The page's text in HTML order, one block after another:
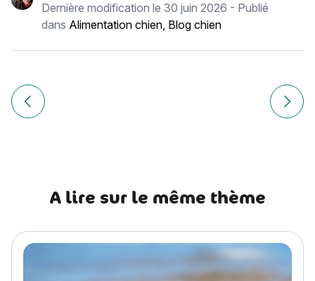
Dernière modification le 30 juin 2026 - Publié
dans Alimentation chien, Blog chien
Navigation
de
Article précédent Séparation, divorce : qui a la garde du
Article
A lire sur le même thème